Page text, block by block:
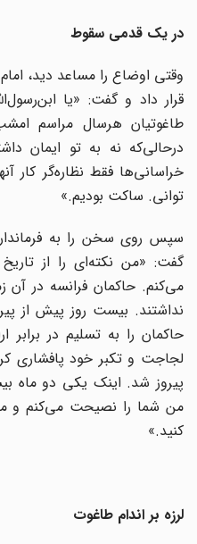
در یک قدمی سقوط
وقتی اوضاع را مساعد دید،
قرار داد و گفت: «یا
طاغوتیان هرسال مراسم امشب
در‌حالی‌که نه به تو ایمان
خراسانی‌ها فقط نظاره‌گر کار
توانی. ساکت بودیم.»
سپس روی سخن را به فرماندار
گفت: «من نکته‌ای را از تاریخ
می‌کنم. حاکمان فرانسه در آن
نداشتند. بیست روز پیش از
حاکمان را به تسلیم در برابر
لجاجت و تکبر خود پافشاری
پیروز شد. اینک یکی دو ماه
من شما را نصیحت می‌کنم و
کنید.»
لرزه بر اندام طاغوت